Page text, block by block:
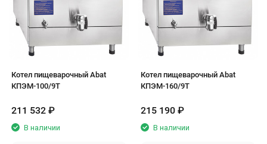
Котел пищеварочный Abat
КПЭМ-100/9Т
211 532 ₽
В наличии
Котел пищеварочный Abat
КПЭМ-160/9Т
215 190 ₽
В наличии